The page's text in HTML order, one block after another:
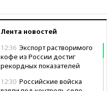
Лента новостей
12:36 Экспорт растворимого
кофе из России достиг
рекордных показателей
12:30 Российские войска